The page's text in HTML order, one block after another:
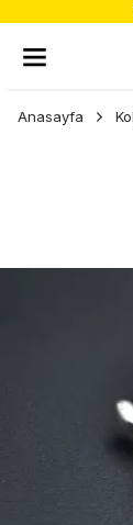
Anasayfa